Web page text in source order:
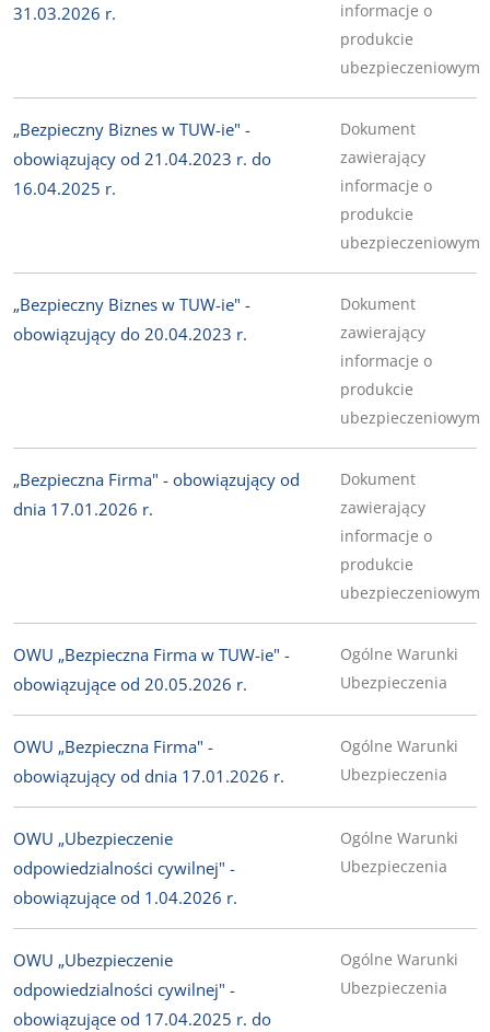
31.03.2026 r.
informacje o
produkcie
ubezpieczeniowym
„Bezpieczny Biznes w TUW-ie" -
obowiązujący od 21.04.2023 r. do
16.04.2025 r.
Dokument
zawierający
informacje o
produkcie
ubezpieczeniowym
„Bezpieczny Biznes w TUW-ie" -
obowiązujący do 20.04.2023 r.
Dokument
zawierający
informacje o
produkcie
ubezpieczeniowym
„Bezpieczna Firma" - obowiązujący od
dnia 17.01.2026 r.
Dokument
zawierający
informacje o
produkcie
ubezpieczeniowym
OWU „Bezpieczna Firma w TUW-ie" -
obowiązujące od 20.05.2026 r.
Ogólne Warunki
Ubezpieczenia
OWU „Bezpieczna Firma" -
obowiązujący od dnia 17.01.2026 r.
Ogólne Warunki
Ubezpieczenia
OWU „Ubezpieczenie
odpowiedzialności cywilnej" -
obowiązujące od 1.04.2026 r.
Ogólne Warunki
Ubezpieczenia
OWU „Ubezpieczenie
odpowiedzialności cywilnej" -
obowiązujące od 17.04.2025 r. do
Ogólne Warunki
Ubezpieczenia